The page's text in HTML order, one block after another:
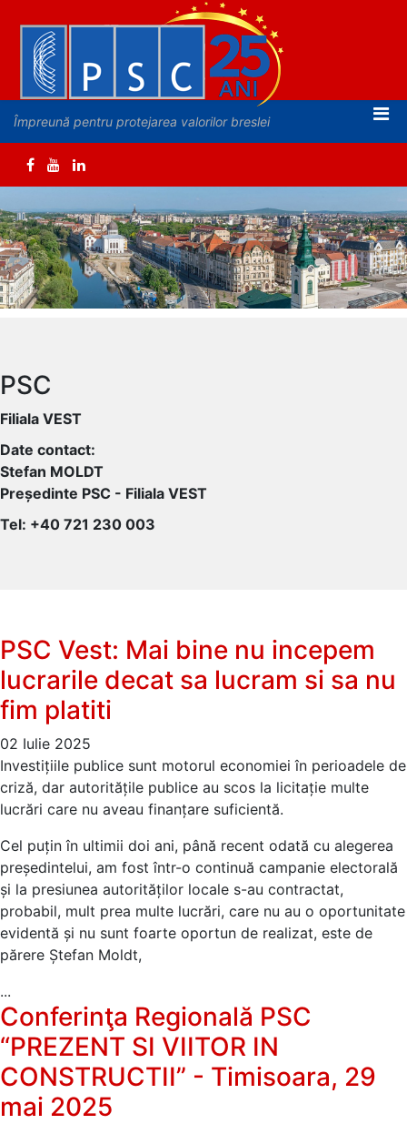
Împreună pentru protejarea valorilor breslei
PSC
Filiala VEST
Date contact:
Stefan MOLDT
Președinte PSC - Filiala VEST
Tel: +40 721 230 003
PSC Vest: Mai bine nu incepem
lucrarile decat sa lucram si sa nu
fim platiti
02 Iulie 2025
Investițiile publice sunt motorul economiei în perioadele de
criză, dar autoritățile publice au scos la licitație multe
lucrări care nu aveau finanțare suficientă.
Cel puțin în ultimii doi ani, până recent odată cu alegerea
președintelui, am fost într-o con­tinuă campanie electorală
și la presiunea au­torităților locale s-au contractat,
probabil, mult prea multe lucrări, care nu au o oportu­nitate
evidentă și nu sunt foarte oportun de realizat, este de
părere Ștefan Moldt,
...
Conferinţa Regională PSC
“PREZENT SI VIITOR IN
CONSTRUCTII” - Timisoara, 29
mai 2025